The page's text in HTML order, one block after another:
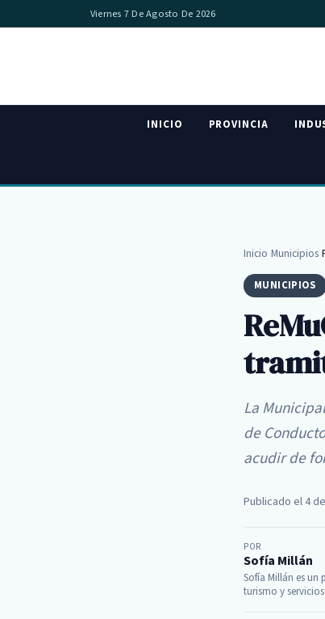
Viernes 7 De Agosto De 2026
INICIO PROVINCIA
Inicio Municipios
MUNICIPIOS
La
de
acudir de
Publicado el 4
POR
Sofía Millán
Sofía Millán es
turismo y